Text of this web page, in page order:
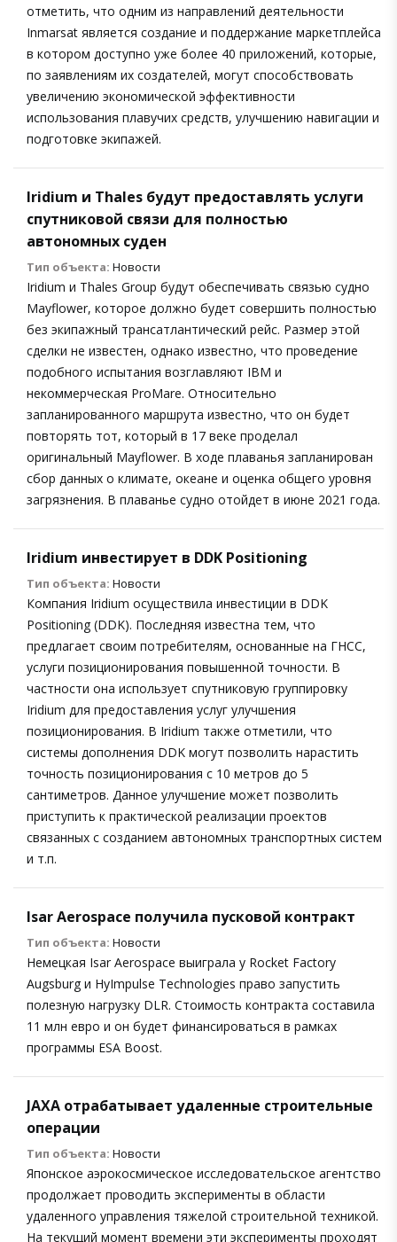
отметить, что одним из направлений деятельности
Inmarsat является создание и поддержание маркетплейса
в котором доступно уже более 40 приложений, которые,
по заявлениям их создателей, могут способствовать
увеличению экономической эффективности
использования плавучих средств, улучшению навигации и
подготовке экипажей.
Iridium и Thales будут предоставлять услуги
спутниковой связи для полностью
автономных суден
Тип объекта: Новости
Iridium и Thales Group будут обеспечивать связью судно
Mayflower, которое должно будет совершить полностью
без экипажный трансатлантический рейс. Размер этой
сделки не известен, однако известно, что проведение
подобного испытания возглавляют IBM и
некоммерческая ProMare. Относительно
запланированного маршрута известно, что он будет
повторять тот, который в 17 веке проделал
оригинальный Mayflower. В ходе плаванья запланирован
сбор данных о климате, океане и оценка общего уровня
загрязнения. В плаванье судно отойдет в июне 2021 года.
Iridium инвестирует в DDK Positioning
Тип объекта: Новости
Компания Iridium осуществила инвестиции в DDK
Positioning (DDK). Последняя известна тем, что
предлагает своим потребителям, основанные на ГНСС,
услуги позиционирования повышенной точности. В
частности она использует спутниковую группировку
Iridium для предоставления услуг улучшения
позиционирования. В Iridium также отметили, что
системы дополнения DDK могут позволить нарастить
точность позиционирования с 10 метров до 5
сантиметров. Данное улучшение может позволить
приступить к практической реализации проектов
связанных с созданием автономных транспортных систем
и т.п.
Isar Aerospace получила пусковой контракт
Тип объекта: Новости
Немецкая Isar Aerospace выиграла у Rocket Factory
Augsburg и HyImpulse Technologies право запустить
полезную нагрузку DLR. Стоимость контракта составила
11 млн евро и он будет финансироваться в рамках
программы ESA Boost.
JAXA отрабатывает удаленные строительные
операции
Тип объекта: Новости
Японское аэрокосмическое исследовательское агентство
продолжает проводить эксперименты в области
удаленного управления тяжелой строительной техникой.
На текущий момент времени эти эксперименты проходят